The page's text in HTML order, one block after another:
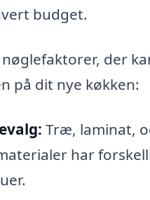
budget.
der
på dit nye køkken:
Træ, laminat,
har